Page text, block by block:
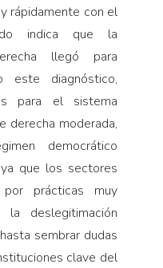
rápidamente con el
indica que la
llegó para
este diagnóstico,
para el sistema
derecha moderada,
democrático
que los sectores
por prácticas muy
deslegitimación
sembrar dudas
clave del